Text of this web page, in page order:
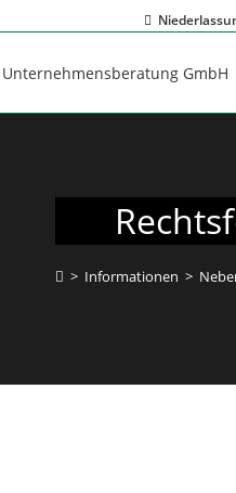
> Informationen >